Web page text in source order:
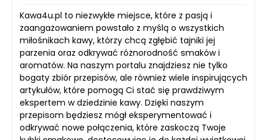
Kawa4u.pl to niezwykłe miejsce, które z pasją i
zaangażowaniem powstało z myślą o wszystkich
miłośnikach kawy, którzy chcą zgłębić tajniki jej
parzenia oraz odkrywać różnorodność smaków i
aromatów. Na naszym portalu znajdziesz nie tylko
bogaty zbiór przepisów, ale również wiele inspirujących
artykułów, które pomogą Ci stać się prawdziwym
ekspertem w dziedzinie kawy. Dzięki naszym
przepisom będziesz mógł eksperymentować i
odkrywać nowe połączenia, które zaskoczą Twoje